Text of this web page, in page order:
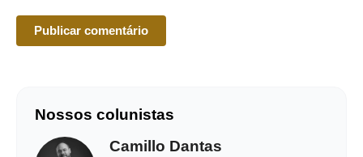
Nossos colunistas
Camillo Dantas